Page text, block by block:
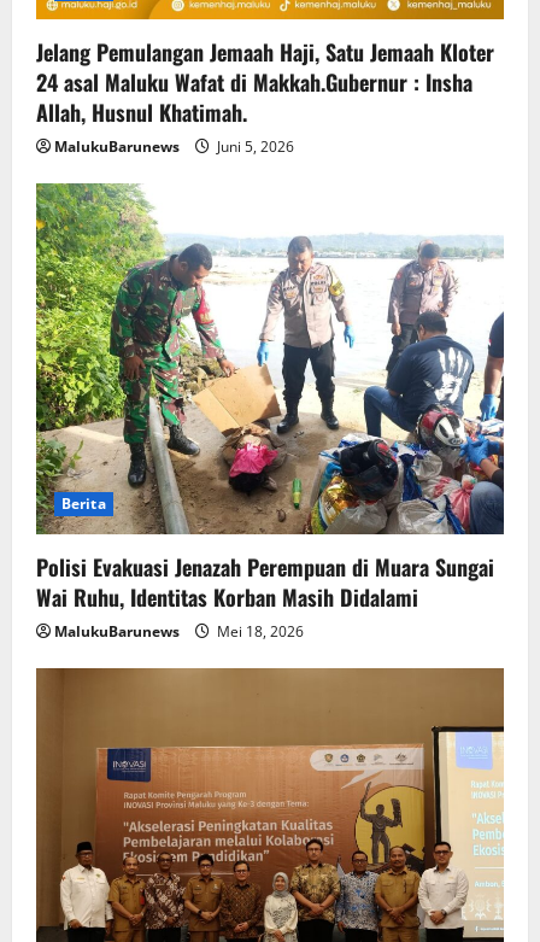
Jelang Pemulangan Jemaah Haji, Satu Jemaah Kloter
24 asal Maluku Wafat di Makkah.Gubernur : Insha
Allah, Husnul Khatimah.
MalukuBarunews Juni 5, 2026
Berita
Polisi Evakuasi Jenazah Perempuan di Muara Sungai
Wai Ruhu, Identitas Korban Masih Didalami
MalukuBarunews Mei 18, 2026